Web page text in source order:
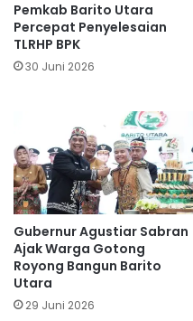
Pemkab Barito Utara
Percepat Penyelesaian
TLRHP BPK
30 Juni 2026
Gubernur Agustiar Sabran
Ajak Warga Gotong
Royong Bangun Barito
Utara
29 Juni 2026